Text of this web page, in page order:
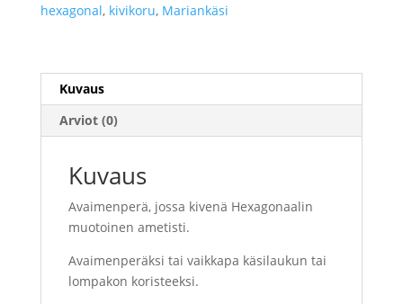
hexagonal, kivikoru, Mariankäsi
Kuvaus
Arviot (0)
Kuvaus
Avaimenperä, jossa kivenä Hexagonaalin
muotoinen ametisti.
Avaimenperäksi tai vaikkapa käsilaukun tai
lompakon koristeeksi.